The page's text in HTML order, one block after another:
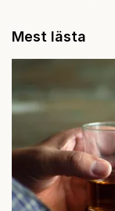
Mest lästa